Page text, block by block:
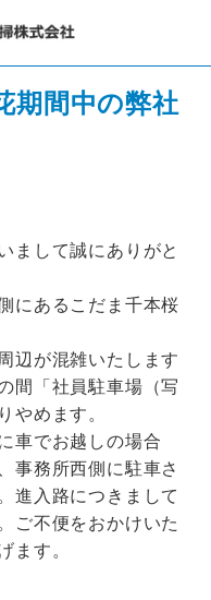
期間中の弊社
まして誠にありがと
にあるこだま千本桜
辺が混雑いたします
間「社員駐車場（写
やめます。
車でお越しの場合
事務所西側に駐車さ
進入路につきまして
ご不便をおかけいた
ます。